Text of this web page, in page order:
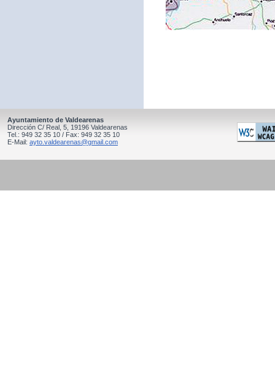
Ayuntamiento de Valdearenas
Dirección C/ Real, 5, 19196 Valdearenas
Tel.: 949 32 35 10 / Fax: 949 32 35 10
E-Mail: ayto.valdearenas@gmail.com